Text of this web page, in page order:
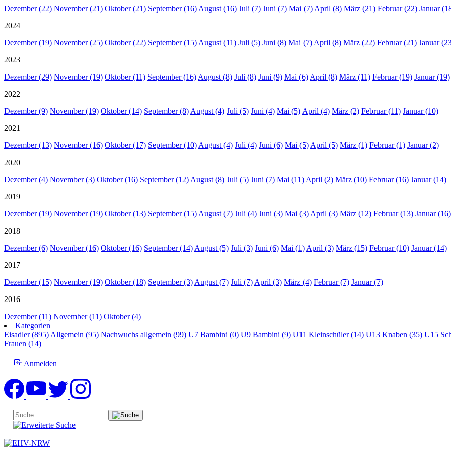
Dezember (22) November (21) Oktober (21) September (16) August (16) Juli (7) Juni (7) Mai (7) April (8) März (21) Februar (22) Januar
2024
Dezember (19) November (25) Oktober (22) September (15) August (11) Juli (5) Juni (8) Mai (7) April (8) März (22) Februar (21) Januar
2023
Dezember (29) November (19) Oktober (11) September (16) August (8) Juli (8) Juni (9) Mai (6) April (8) März (11) Februar (19) Januar (19)
2022
Dezember (9) November (19) Oktober (14) September (8) August (4) Juli (5) Juni (4) Mai (5) April (4) März (2) Februar (11) Januar (10)
2021
Dezember (13) November (16) Oktober (17) September (10) August (4) Juli (4) Juni (6) Mai (5) April (5) März (1) Februar (1) Januar (2)
2020
Dezember (4) November (3) Oktober (16) September (12) August (8) Juli (5) Juni (7) Mai (11) April (2) März (10) Februar (16) Januar (14)
2019
Dezember (19) November (19) Oktober (13) September (15) August (7) Juli (4) Juni (3) Mai (3) April (3) März (12) Februar (13) Januar (16)
2018
Dezember (6) November (16) Oktober (16) September (14) August (5) Juli (3) Juni (6) Mai (1) April (3) März (15) Februar (10) Januar (14)
2017
Dezember (15) November (19) Oktober (18) September (3) August (7) Juli (7) April (3) März (4) Februar (7) Januar (7)
2016
Dezember (11) November (11) Oktober (4)
Kategorien
Eisadler (895) Allgemein (95) Nachwuchs allgemein (99) U7 Bambini (0) U9 Bambini (9) U11 Kleinschüler (14) U13 Knaben (35) U15
Frauen (14)
Anmelden